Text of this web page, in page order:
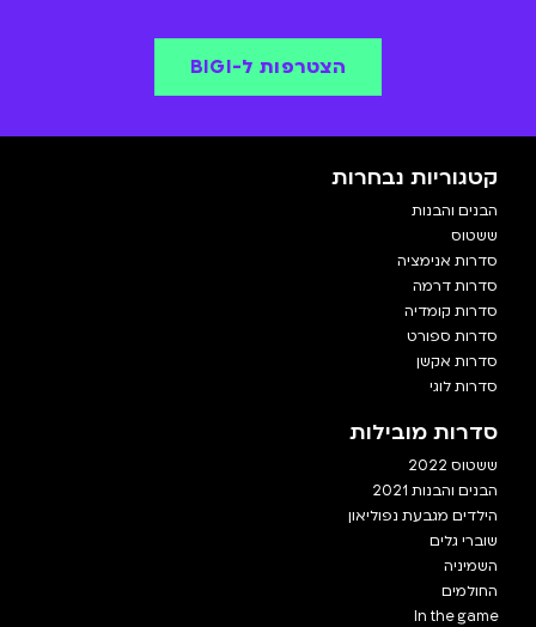
הצטרפות ל-BIGI
קטגוריות נבחרות
הבנים והבנות
ששטוס
סדרות אנימציה
סדרות דרמה
סדרות קומדיה
סדרות ספורט
סדרות אקשן
סדרות לוגי
סדרות מובילות
ששטוס 2022
הבנים והבנות 2021
הילדים מגבעת נפוליאון
שוברי גלים
השמיניה
החולמים
In the game